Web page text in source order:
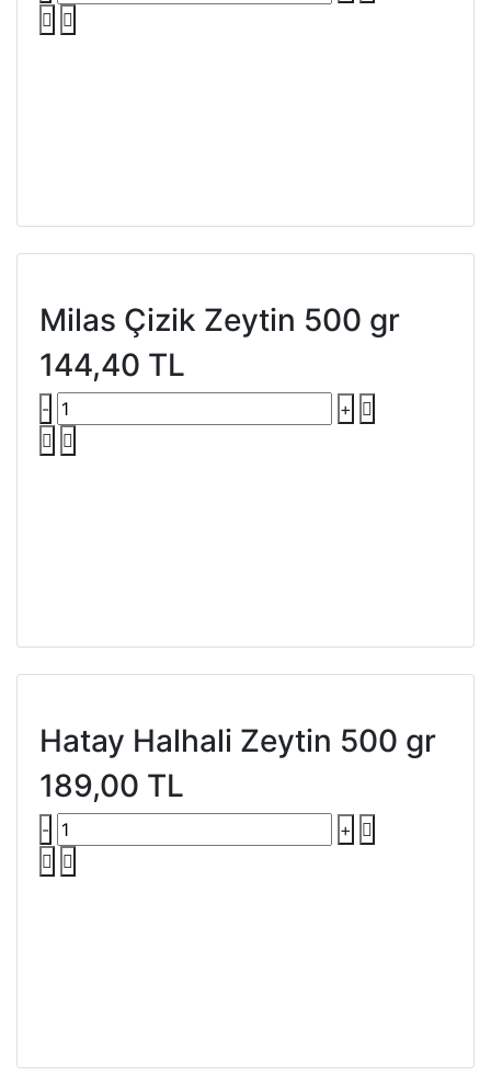
Milas Çizik Zeytin 500 gr
144,40 TL
- +
Hatay Halhali Zeytin 500 gr
189,00 TL
- +